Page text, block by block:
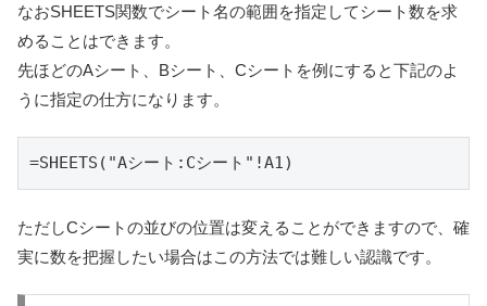
なおSHEETS関数でシート名の範囲を指定してシート数を求
めることはできます。
先ほどのAシート、Bシート、Cシートを例にすると下記のよ
うに指定の仕方になります。
=SHEETS("Aシート:Cシート"!A1)
ただしCシートの並びの位置は変えることができますので、確
実に数を把握したい場合はこの方法では難しい認識です。